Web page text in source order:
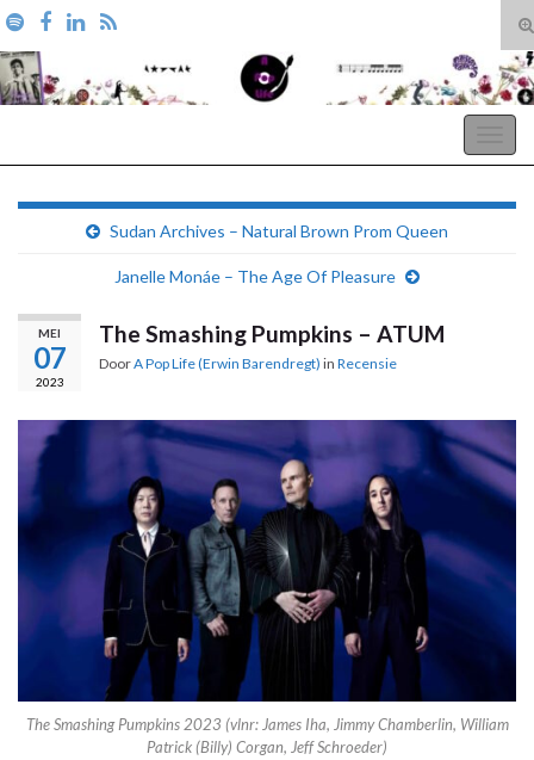
Search for:
Sudan Archives – Natural Brown Prom Queen
Janelle Monáe – The Age Of Pleasure
MEI
07
2023
The Smashing Pumpkins – ATUM
DoorA Pop Life (Erwin Barendregt) in Recensie
The Smashing Pumpkins 2023 (vlnr: James Iha, Jimmy Chamberlin, William
Patrick (Billy) Corgan, Jeff Schroeder)